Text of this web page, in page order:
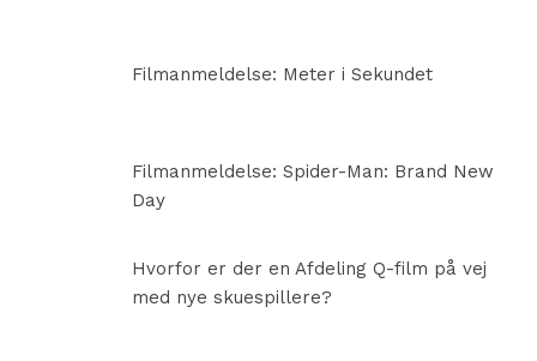
Filmanmeldelse: Meter i Sekundet
Filmanmeldelse: Spider-Man: Brand New
Day
Hvorfor er der en Afdeling Q-film på vej
med nye skuespillere?